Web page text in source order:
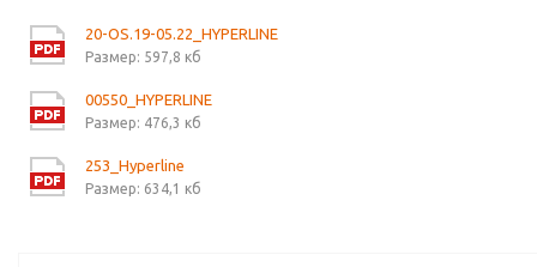
20-OS.19-05.22_HYPERLINE
Размер: 597,8 кб
00550_HYPERLINE
Размер: 476,3 кб
253_Hyperline
Размер: 634,1 кб